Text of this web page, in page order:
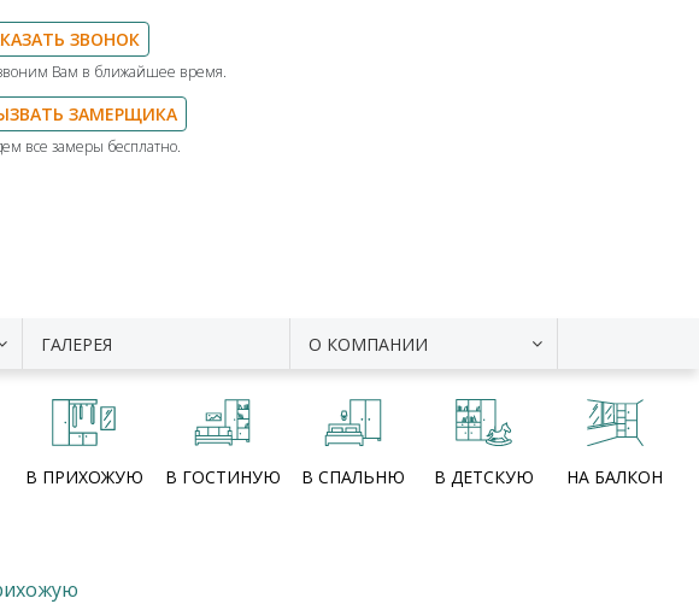
ЗВОНОК
Вам в ближайшее время.
ЗАМЕРЩИКА
все замеры бесплатно.
ГАЛЕРЕЯ О КОМПАНИИ
В ПРИХОЖУЮ В ГОСТИНУЮ В СПАЛЬНЮ В ДЕТСКУЮ НА БАЛКОН